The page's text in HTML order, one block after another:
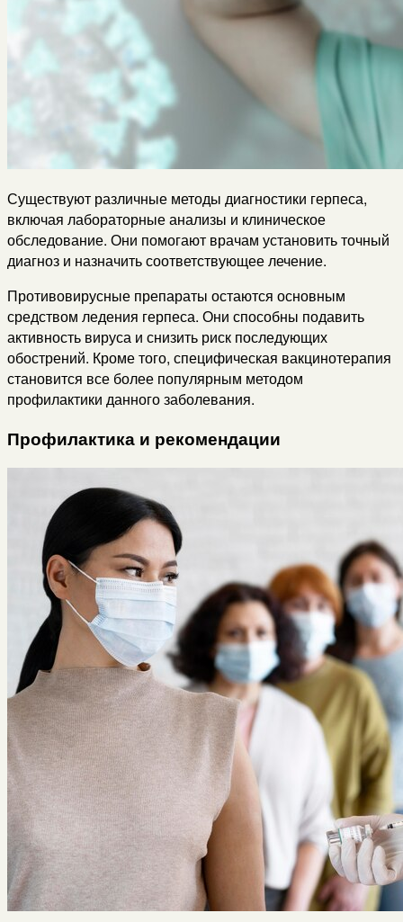
Существуют различные методы диагностики герпеса,
включая лабораторные анализы и клиническое
обследование. Они помогают врачам установить точный
диагноз и назначить соответствующее лечение.
Противовирусные препараты остаются основным
средством ледения герпеса. Они способны подавить
активность вируса и снизить риск последующих
обострений. Кроме того, специфическая вакцинотерапия
становится все более популярным методом
профилактики данного заболевания.
Профилактика и рекомендации